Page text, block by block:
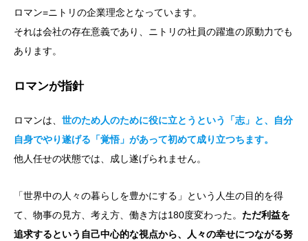
ロマン=ニトリの企業理念となっています。
それは会社の存在意義であり、ニトリの社員の躍進の原動力でも
あります。
ロマンが指針
ロマンは、 世のため人のために役に立とうという「志」と、自分
自身でやり遂げる「覚悟」があって初めて成り立つちます。
他人任せの状態では、成し遂げられません。
「世界中の人々の暮らしを豊かにする」という人生の目的を得
て、物事の見方、考え方、働き方は180度変わった。 ただ利益を
追求するという自己中心的な視点から、人々の幸せにつながる努